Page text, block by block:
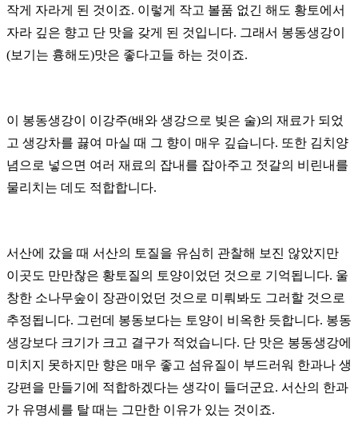
작게 자라게 된 것이죠. 이렇게 작고 볼품 없긴 해도 황토에서
자라 깊은 향고 단 맛을 갖게 된 것입니다. 그래서 봉동생강이
(보기는 흉해도)맛은 좋다고들 하는 것이죠.
이 봉동생강이 이강주(배와 생강으로 빚은 술)의 재료가 되었
고 생강차를 끓여 마실 때 그 향이 매우 깊습니다. 또한 김치양
념으로 넣으면 여러 재료의 잡내를 잡아주고 젓갈의 비린내를
물리치는 데도 적합합니다.
서산에 갔을 때 서산의 토질을 유심히 관찰해 보진 않았지만
이곳도 만만찮은 황토질의 토양이었던 것으로 기억됩니다. 울
창한 소나무숲이 장관이었던 것으로 미뤄봐도 그러할 것으로
추정됩니다. 그런데 봉동보다는 토양이 비옥한 듯합니다. 봉동
생강보다 크기가 크고 결구가 적었습니다. 단 맛은 봉동생강에
미치지 못하지만 향은 매우 좋고 섬유질이 부드러워 한과나 생
강편을 만들기에 적합하겠다는 생각이 들더군요. 서산의 한과
가 유명세를 탈 때는 그만한 이유가 있는 것이죠.